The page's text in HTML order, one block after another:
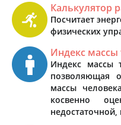
Калькулятор
Посчитает
физических
Индекс массы
Индекс массы
позволяющая
массы
косвенно